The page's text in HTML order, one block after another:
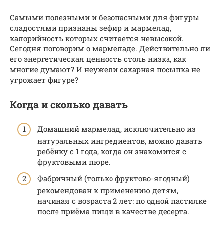
Самыми полезными и безопасными для фигуры
сладостями признаны зефир и мармелад,
калорийность которых считается невысокой.
Сегодня поговорим о мармеладе. Действительно ли
его энергетическая ценность столь низка, как
многие думают? И неужели сахарная посыпка не
угрожает фигуре?
Когда и сколько давать
Домашний мармелад, исключительно из
натуральных ингредиентов, можно давать
ребёнку с 1 года, когда он знакомится с
фруктовыми пюре.
Фабричный (только фруктово-ягодный)
рекомендован к применению детям,
начиная с возраста 2 лет: по одной пастилке
после приёма пищи в качестве десерта.